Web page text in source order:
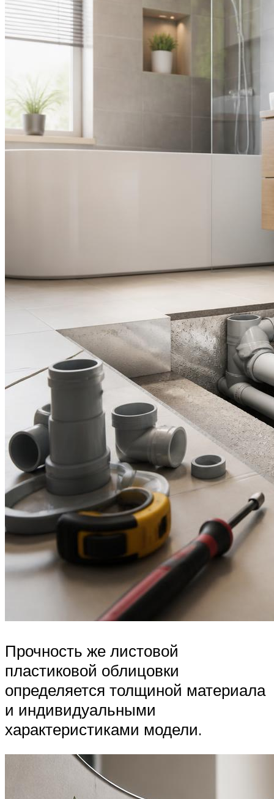
Прочность же листовой
пластиковой облицовки
определяется толщиной материала
и индивидуальными
характеристиками модели.